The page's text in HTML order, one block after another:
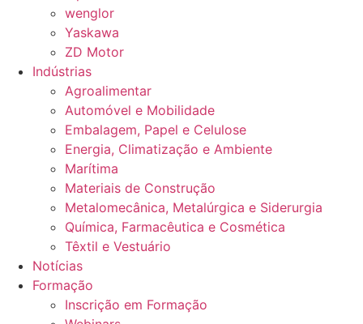
wenglor
Yaskawa
ZD Motor
Indústrias
Agroalimentar
Automóvel e Mobilidade
Embalagem, Papel e Celulose
Energia, Climatização e Ambiente
Marítima
Materiais de Construção
Metalomecânica, Metalúrgica e Siderurgia
Química, Farmacêutica e Cosmética
Têxtil e Vestuário
Notícias
Formação
Inscrição em Formação